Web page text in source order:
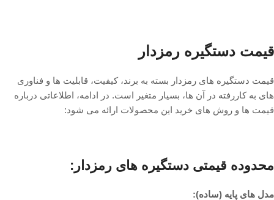
قیمت دستگیره رمزدار
قیمت دستگیره های رمزدار بسته به برند، کیفیت، قابلیت ها و فناوری
های به کاررفته در آن ها، بسیار متغیر است. در ادامه، اطلاعاتی درباره
قیمت ها و روش های خرید این محصولات ارائه می شود:
محدوده قیمتی دستگیره های رمزدار:
مدل های پایه (ساده):